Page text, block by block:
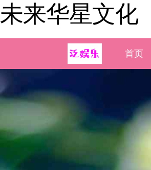
未来华星文化
首页